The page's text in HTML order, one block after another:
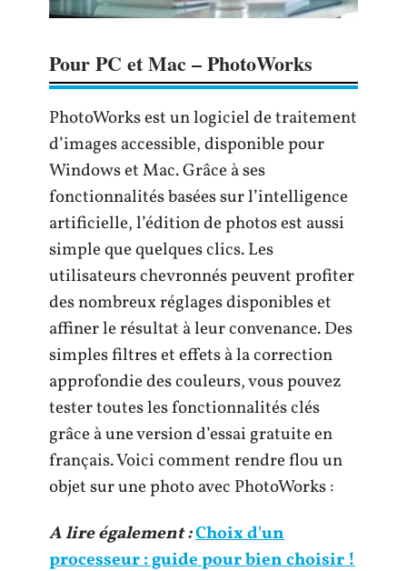
Pour PC et Mac – PhotoWorks
PhotoWorks est un logiciel de traitement
d’images accessible, disponible pour
Windows et Mac. Grâce à ses
fonctionnalités basées sur l’intelligence
artificielle, l’édition de photos est aussi
simple que quelques clics. Les
utilisateurs chevronnés peuvent profiter
des nombreux réglages disponibles et
affiner le résultat à leur convenance. Des
simples filtres et effets à la correction
approfondie des couleurs, vous pouvez
tester toutes les fonctionnalités clés
grâce à une version d’essai gratuite en
français. Voici comment rendre flou un
objet sur une photo avec PhotoWorks :
A lire également :Choix d'un
processeur : guide pour bien choisir !